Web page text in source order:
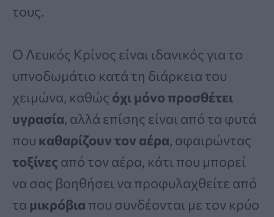
τους.
Ο Λευκός Κρίνος είναι ιδανικός για το
υπνοδωμάτιο κατά τη διάρκεια του
χειμώνα, καθώς όχι μόνο προσθέτει
υγρασία, αλλά επίσης είναι από τα φυτά
που καθαρίζουν τον αέρα, αφαιρώντας
τοξίνες από τον αέρα, κάτι που μπορεί
να σας βοηθήσει να προφυλαχθείτε από
τα μικρόβια που συνδέονται με τον κρύο